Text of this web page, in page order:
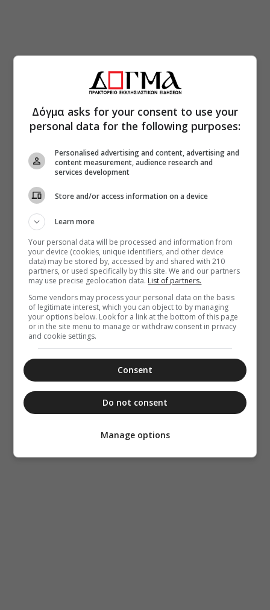
Δόγμα asks for your consent to use your
personal data for the following purposes:
Personalised advertising and content, advertising and
content measurement, audience research and
services development
Store and/or access information on a device
Learn more
Your personal data will be processed and information from
your device (cookies, unique identifiers, and other device
data) may be stored by, accessed by and shared with 210
partners, or used specifically by this site. We and our partners
may use precise geolocation data. List of partners.
Some vendors may process your personal data on the basis
of legitimate interest, which you can object to by managing
your options below. Look for a link at the bottom of this page
or in the site menu to manage or withdraw consent in privacy
and cookie settings.
Consent
Do not consent
Manage options